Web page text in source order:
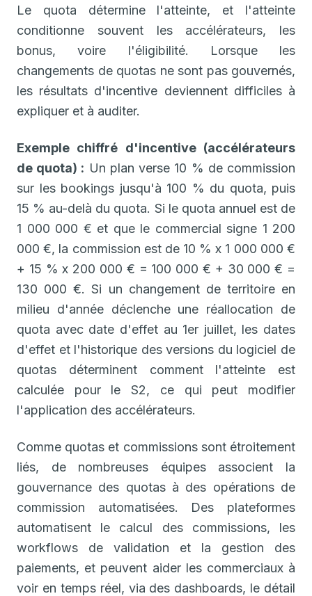
Le quota détermine l'atteinte, et l'atteinte
conditionne souvent les accélérateurs, les
bonus, voire l'éligibilité. Lorsque les
changements de quotas ne sont pas gouvernés,
les résultats d'incentive deviennent difficiles à
expliquer et à auditer.
Exemple chiffré d'incentive (accélérateurs
de quota) : Un plan verse 10 % de commission
sur les bookings jusqu'à 100 % du quota, puis
15 % au-delà du quota. Si le quota annuel est de
1 000 000 € et que le commercial signe 1 200
000 €, la commission est de 10 % x 1 000 000 €
+ 15 % x 200 000 € = 100 000 € + 30 000 € =
130 000 €. Si un changement de territoire en
milieu d'année déclenche une réallocation de
quota avec date d'effet au 1er juillet, les dates
d'effet et l'historique des versions du logiciel de
quotas déterminent comment l'atteinte est
calculée pour le S2, ce qui peut modifier
l'application des accélérateurs.
Comme quotas et commissions sont étroitement
liés, de nombreuses équipes associent la
gouvernance des quotas à des opérations de
commission automatisées. Des plateformes
automatisent le calcul des commissions, les
workflows de validation et la gestion des
paiements, et peuvent aider les commerciaux à
voir en temps réel, via des dashboards, le détail